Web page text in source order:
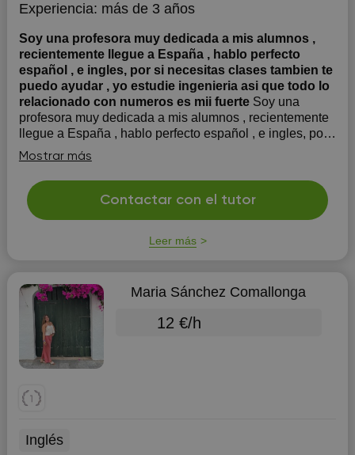
Experiencia: más de 3 años
Soy una profesora muy dedicada a mis alumnos ,
recientemente llegue a España , hablo perfecto
español , e ingles, por si necesitas clases tambien te
puedo ayudar , yo estudie ingenieria asi que todo lo
relacionado con numeros es mii fuerte Soy una
profesora muy dedicada a mis alumnos , recientemente
llegue a España , hablo perfecto español , e ingles, por
si necesitas clases tambien te puedo ayudar , yo estudie
ingenieria asi que todo lo relacionado con numeros es
mi fuerte
Mostrar más
Contactar con el tutor
Leer más
Maria Sánchez Comallonga
12 €/h
Inglés